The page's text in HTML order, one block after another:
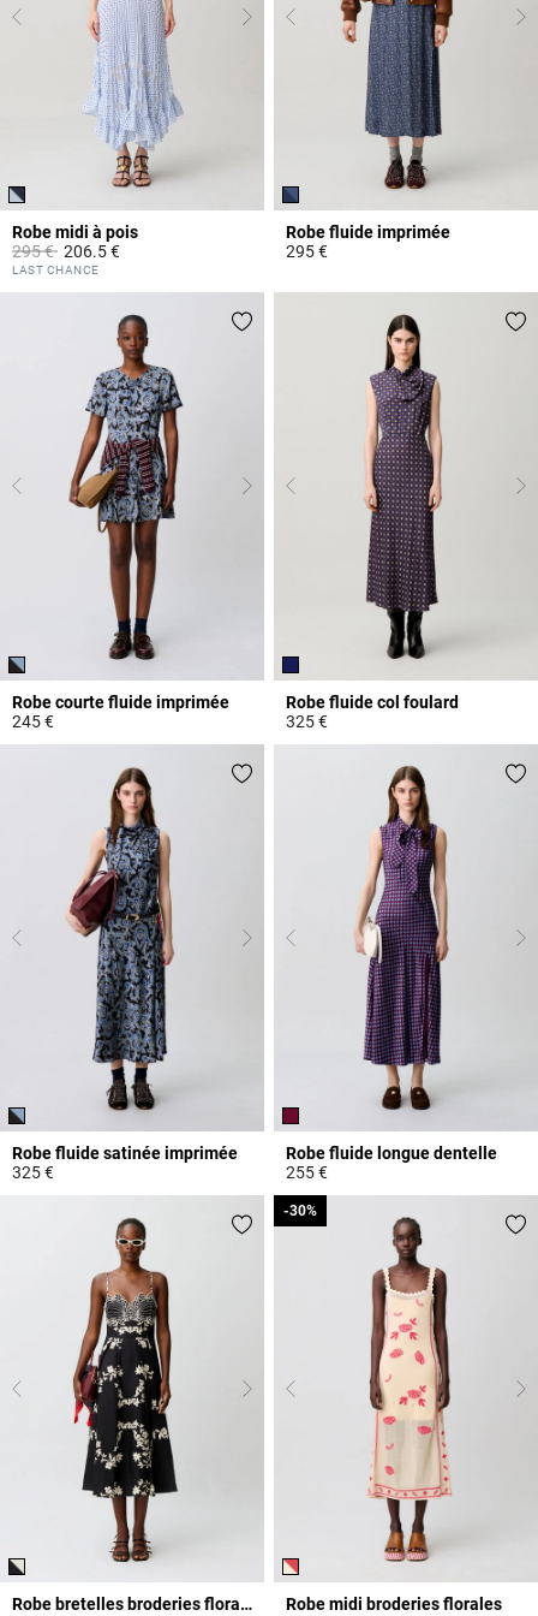
Robe midi à pois
Prix réduit à partir de
295 €à206.5 €
5 out of 5 Customer Rating
LAST CHANCE
Robe fluide imprimée
295 €
Robe courte fluide imprimée
245 €
Robe fluide col foulard
325 €
Robe fluide satinée imprimée
325 €
Robe fluide longue dentelle
255 €
Robe bretelles broderies florales
Robe midi broderies florales
-30%
-30%